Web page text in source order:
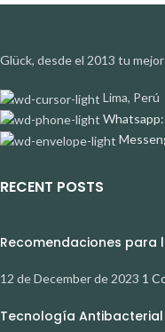
Glück, desde el 2013 tu
Lima, Perú
RECENT POSTS
Recomendaciones para
12 de December de 2023 1
Tecnología